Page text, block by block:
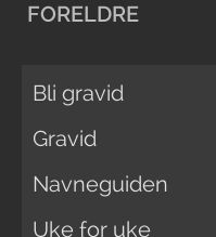
FORELDRE
Bli gravid
Gravid
Navneguiden
Uke for uke